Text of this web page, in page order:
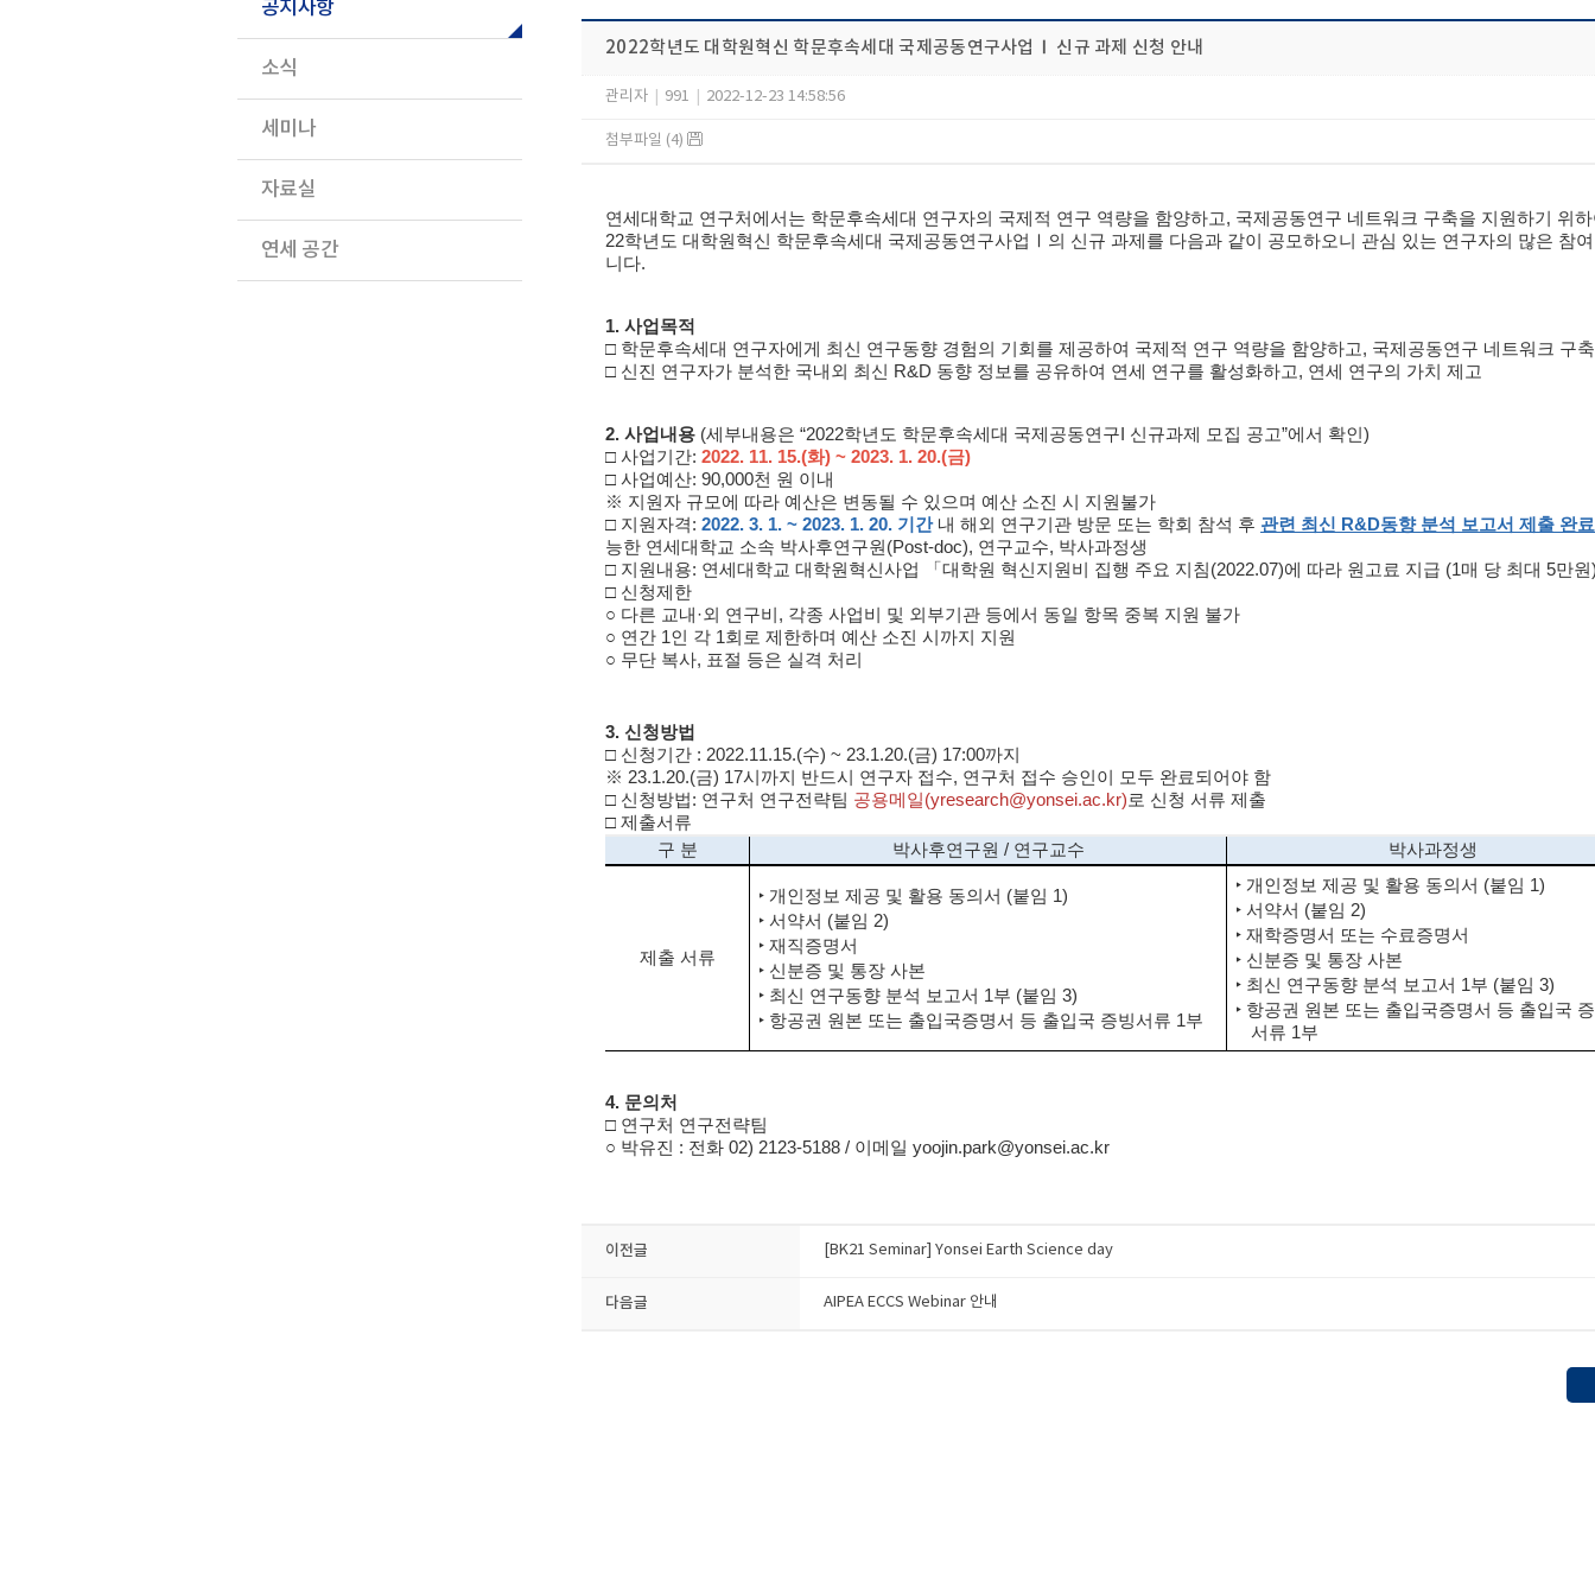
공지사항
소식
세미나
자료실
연세 공간
2022학년도 대학원혁신 학문후속세대 국제공동연구사업Ⅰ 신규 과제 신청 안내
관리자 991 2022-12-23 14:58:56
첨부파일 (4)
연세대학교 연구처에서는 학문후속세대 연구자의 국제적 연구 역량을 함양하고, 국제공동연구 네트워크 구축을 지원하기 위
22학년도 대학원혁신 학문후속세대 국제공동연구사업Ⅰ의 신규 과제를 다음과 같이 공모하오니 관심 있는 연구자의 많은 참
니다.
1. 사업목적
□ 학문후속세대 연구자에게 최신 연구동향 경험의 기회를 제공하여 국제적 연구 역량을 함양하고, 국제공동연구 네트워크 구
□ 신진 연구자가 분석한 국내외 최신 R&D 동향 정보를 공유하여 연세 연구를 활성화하고, 연세 연구의 가치 제고
2. 사업내용 (세부내용은 “2022학년도 학문후속세대 국제공동연구I 신규과제 모집 공고”에서 확인)
□ 사업기간: 2022. 11. 15.(화) ~ 2023. 1. 20.(금)
□ 사업예산: 90,000천 원 이내
※ 지원자 규모에 따라 예산은 변동될 수 있으며 예산 소진 시 지원불가
□ 지원자격: 2022. 3. 1. ~ 2023. 1. 20. 기간 내 해외 연구기관 방문 또는 학회 참석 후 관련 최신 R&D동향 분석 보고서 제출 완료
능한 연세대학교 소속 박사후연구원(Post-doc), 연구교수, 박사과정생
□ 지원내용: 연세대학교 대학원혁신사업 「대학원 혁신지원비 집행 주요 지침(2022.07)에 따라 원고료 지급 (1매 당 최대 5만원
□ 신청제한
○ 다른 교내·외 연구비, 각종 사업비 및 외부기관 등에서 동일 항목 중복 지원 불가
○ 연간 1인 각 1회로 제한하며 예산 소진 시까지 지원
○ 무단 복사, 표절 등은 실격 처리
3. 신청방법
□ 신청기간 : 2022.11.15.(수) ~ 23.1.20.(금) 17:00까지
※ 23.1.20.(금) 17시까지 반드시 연구자 접수, 연구처 접수 승인이 모두 완료되어야 함
□ 신청방법: 연구처 연구전략팀 공용메일(yresearch@yonsei.ac.kr)로 신청 서류 제출
□ 제출서류
구 분
박사후연구원 / 연구교수 박사과정생
제출 서류
‣ 개인정보 제공 및 활용 동의서 (붙임 1)
‣ 서약서 (붙임 2)
‣ 재직증명서
‣ 신분증 및 통장 사본
‣ 최신 연구동향 분석 보고서 1부 (붙임 3)
‣ 항공권 원본 또는 출입국증명서 등 출입국 증빙서류 1부
‣ 개인정보 제공 및 활용 동의서 (붙임 1)
‣ 서약서 (붙임 2)
‣ 재학증명서 또는 수료증명서
‣ 신분증 및 통장 사본
‣ 최신 연구동향 분석 보고서 1부 (붙임 3)
‣ 항공권 원본 또는 출입국증명서 등 출입국
서류 1부
4. 문의처
□ 연구처 연구전략팀
○ 박유진 : 전화 02) 2123-5188 / 이메일 yoojin.park@yonsei.ac.kr
이전글 [BK21 Seminar] Yonsei Earth Science day
다음글 AIPEA ECCS Webinar 안내